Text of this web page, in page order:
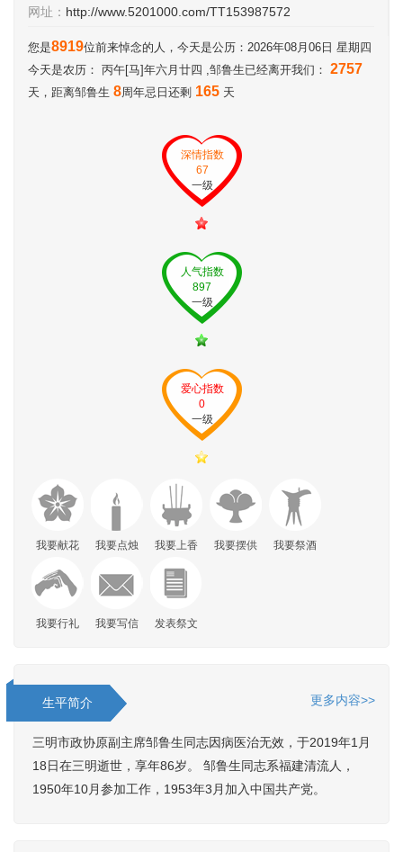
网址： http://www.5201000.com/TT153987572
您是8919位前来悼念的人，今天是公历：2026年08月06日 星期四
今天是农历： 丙午[马]年六月廿四 ,邹鲁生已经离开我们： 2757
天，距离邹鲁生 8周年忌日还剩 165 天
深情指数
67
一级
人气指数
897
一级
爱心指数
0
一级
我要献花 我要点烛 我要上香 我要摆供 我要祭酒
我要行礼 我要写信 发表祭文
生平简介 更多内容>>
三明市政协原副主席邹鲁生同志因病医治无效，于2019年1月
18日在三明逝世，享年86岁。 邹鲁生同志系福建清流人，
1950年10月参加工作，1953年3月加入中国共产党。